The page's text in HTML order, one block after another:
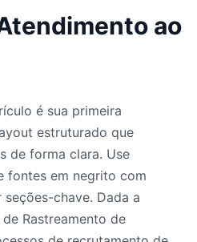
ao
é sua primeira
estruturado que
de forma clara. Use
fontes em negrito com
chave. Dada a
Rastreamento de